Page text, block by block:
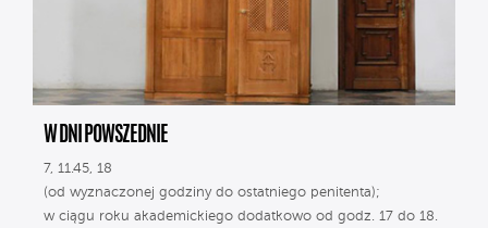
W DNI POWSZEDNIE
7, 11.45, 18
(od wyznaczonej godziny do ostatniego penitenta);
w ciągu roku akademickiego dodatkowo od godz. 17 do 18.